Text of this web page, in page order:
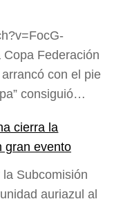
Federación
con el pie
consiguió…
cierra la
gran evento
Subcomisión
auriazul al